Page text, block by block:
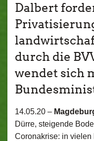
Dalbert
durch die
wendet sich
14.05.20 –
Dürre, steigende
Coronakrise: in